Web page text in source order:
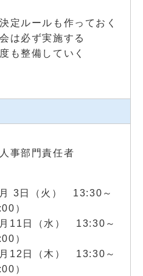
ルールも作っておく
は必ず実施する
整備していく
事部門責任者
3日（火） 13:30～
）
11日（水） 13:30～
）
12日（木） 13:30～
）